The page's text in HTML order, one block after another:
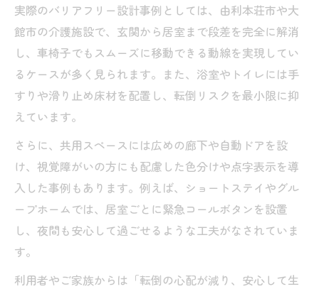
実際のバリアフリー設計事例としては、由利本荘市や大
館市の介護施設で、玄関から居室まで段差を完全に解消
し、車椅子でもスムーズに移動できる動線を実現してい
るケースが多く見られます。また、浴室やトイレには手
すりや滑り止め床材を配置し、転倒リスクを最小限に抑
えています。
さらに、共用スペースには広めの廊下や自動ドアを設
け、視覚障がいの方にも配慮した色分けや点字表示を導
入した事例もあります。例えば、ショートステイやグル
ープホームでは、居室ごとに緊急コールボタンを設置
し、夜間も安心して過ごせるような工夫がなされていま
す。
利用者やご家族からは「転倒の心配が減り、安心して生